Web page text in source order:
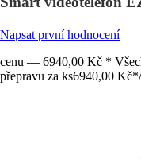
Napsat první hodnocení
cenu — 6940,00 Kč *
přepravu za ks6940,00 Kč*/